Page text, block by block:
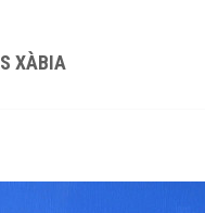
XÀBIA